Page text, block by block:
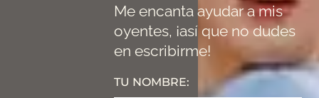
Me encanta ayudar a mis
oyentes, ¡así que no dudes
en escribirme!
TU NOMBRE: